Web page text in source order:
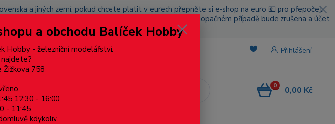
a jiných zemí, pokud chcete platit v eurech přepněte si e-shop na euro 💶 pro přepočet
zaslána znovu s opětovnou platbou za poštovné, v opačném případě bude zrušena a účet
následující objednávky.
Přihlášení
0 0,00 Kč
a obchodu Balíček Hobby
Hobby - železniční modelářství.
najdete?
Žižkova 758
12:30 - 16:00
- 11:45
kdykoliv